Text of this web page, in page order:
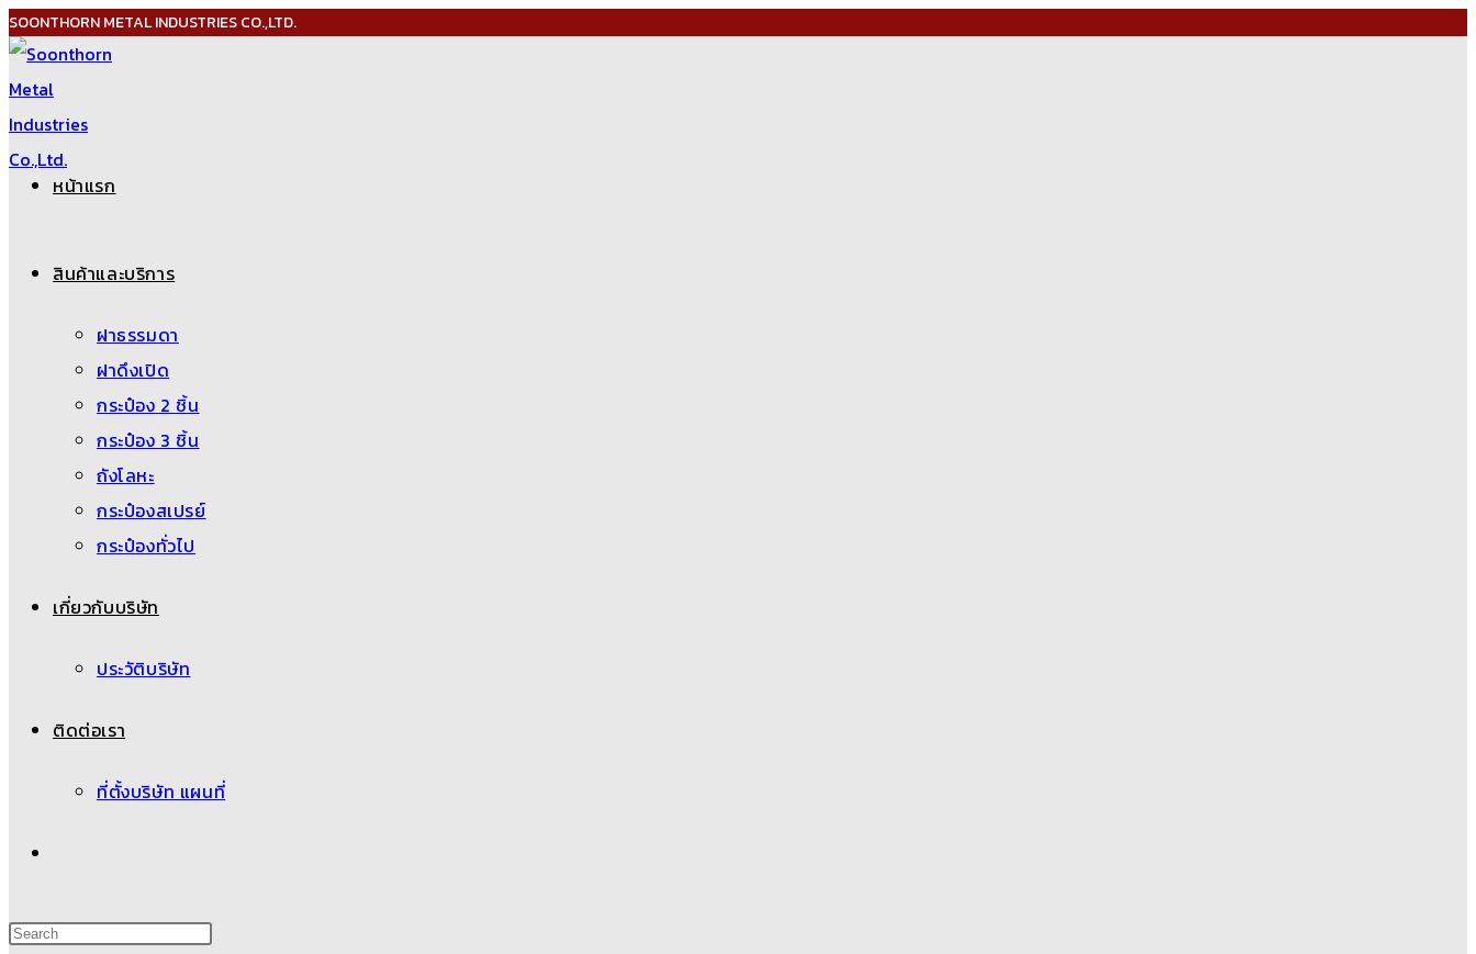
Skip
to
content
SOONTHORN METAL INDUSTRIES CO.,LTD.
หน้าแรก
สินค้าและบริการ
ฝาธรรมดา
ฝาดึงเปิด
กระป๋อง 2 ชิ้น
กระป๋อง 3 ชิ้น
ถังโลหะ
กระป๋องสเปรย์
กระป๋องทั่วไป
เกี่ยวกับบริษัท
ประวัติบริษัท
ติดต่อเรา
ที่ตั้งบริษัท แผนที่
website